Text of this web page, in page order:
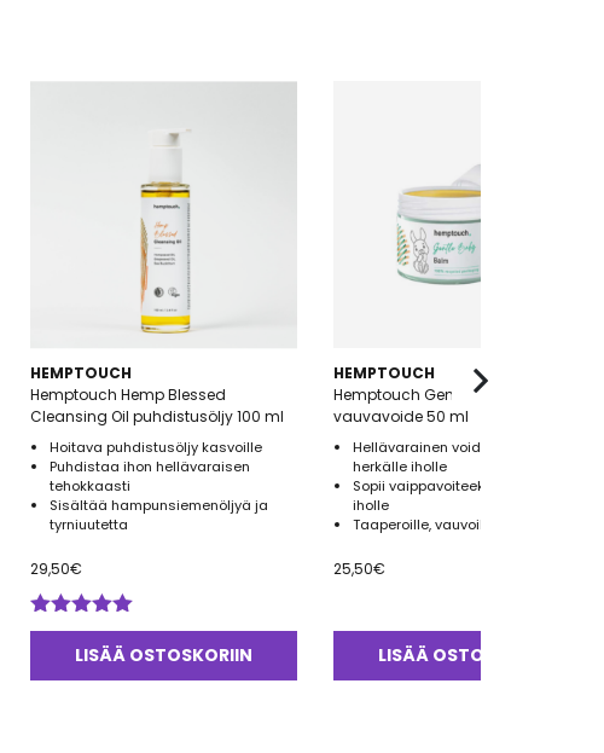
HEMPTOUCH
Hemptouch Hemp Blessed
Cleansing Oil puhdistusöljy 100 ml
Hoitava puhdistusöljy kasvoille
Puhdistaa ihon hellävaraisen
tehokkaasti
Sisältää hampunsiemenöljyä ja
tyrniuutetta
29,50€
Arvostelu
tuotteesta:
LISÄÄ OSTOSKORIIN
HEMPTOUCH
Hemptouch Gentle Baby Balm
vauvavoide 50 ml
Hellävarainen voide vauvan
herkälle iholle
Sopii vaippavoiteeksi ja kuivalle
iholle
Taaperoille, vauvoille ja äideille
25,50€
LISÄÄ OSTOSKORIIN